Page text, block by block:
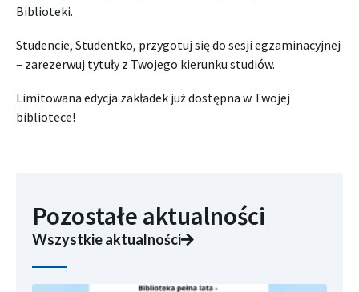
Biblioteki.
Studencie, Studentko, przygotuj się do sesji egzaminacyjnej
– zarezerwuj tytuły z Twojego kierunku studiów.
Limitowana edycja zakładek już dostępna w Twojej
bibliotece!
Pozostałe aktualności
Wszystkie aktualności